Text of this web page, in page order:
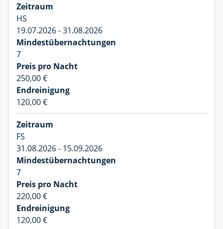
HS
19.07.2026 - 31.08.2026
7
250,00 €
120,00 €
FS
31.08.2026 - 15.09.2026
7
220,00 €
120,00 €